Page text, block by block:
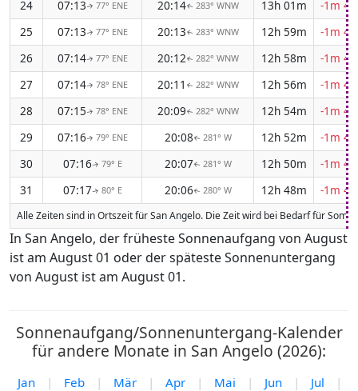
24
07:13↑ 77° ENE 20:14↑ 283° WNW 13h 01m
-1m
25
07:13↑ 77° ENE 20:13↑ 283° WNW 12h 59m
-1m
26
07:14↑ 77° ENE 20:12↑ 282° WNW 12h 58m
-1m
27
07:14↑ 78° ENE 20:11 ↑ 282° WNW 12h 56m
-1m
28
07:15↑ 78° ENE 20:09↑ 282° WNW 12h 54m
-1m
29
07:16↑ 79° ENE 20:08↑ 281° W 12h 52m
-1m
30
07:16↑ 79° E 20:07↑ 281° W 12h 50m
-1m
31
07:17↑ 80° E 20:06↑ 280° W 12h 48m -1m
Alle Zeiten sind in Ortszeit für San Angelo. Die Zeit wird bei Bedarf für
In San Angelo, der früheste Sonnenaufgang von August
ist am August 01 oder der späteste Sonnenuntergang
von August ist am August 01.
Sonnenaufgang/Sonnenuntergang-Kalender
für andere Monate in San Angelo (2026):
Jan | Feb | Mär | Apr | Mai | Jun | Jul
|